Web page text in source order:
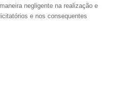
negligente na realização e
e nos consequentes